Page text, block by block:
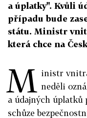
a úplatky". Kvůli
případu bude
státu. Ministr
která chce na
M inistr
neděli
a údajných úplatků
schůze